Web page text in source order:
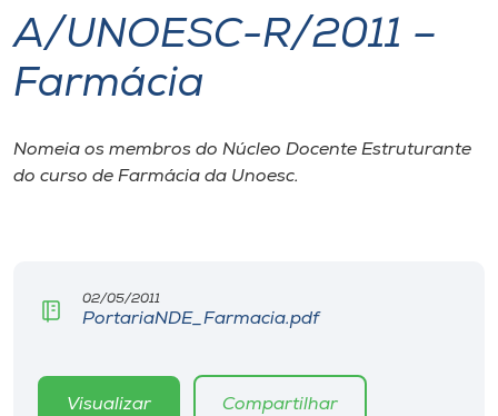
I.nova
Cultura
Biblioteca
Editora
A/UNOESC-R/2011 –
Farmácia
Nomeia os membros do Núcleo Docente Estruturante
do curso de Farmácia da Unoesc.
02/05/2011
PortariaNDE_Farmacia.pdf
Visualizar Compartilhar